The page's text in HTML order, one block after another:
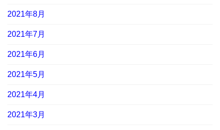
2021年8月
2021年7月
2021年6月
2021年5月
2021年4月
2021年3月